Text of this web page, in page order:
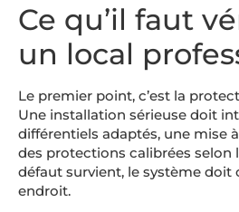
Ce qu’il faut
un local
Le premier point, c’est la
Une installation sérieuse doit
différentiels adaptés, une mise
des protections calibrées selon
défaut survient, le système doit
endroit.